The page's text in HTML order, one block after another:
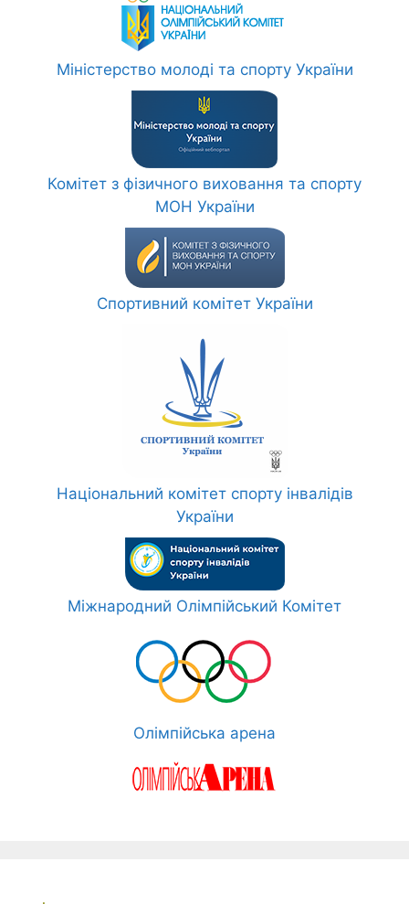
Міністерство молоді та спорту України
Комітет з фізичного виховання та спорту
МОН України
Спортивний комітет України
Національний комітет спорту інвалідів
України
Міжнародний Олімпійський Комітет
Олімпійська арена